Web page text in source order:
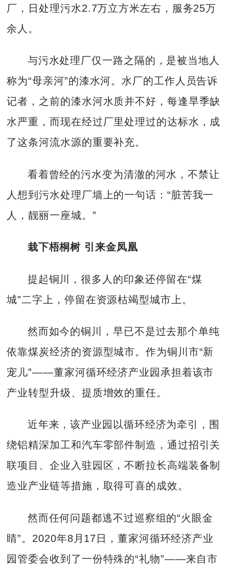
厂，日处理污水2.7万立方米左右，服务25万
余人。
与污水处理厂仅一路之隔的，是被当地人
称为“母亲河”的漆水河。水厂的工作人员告诉
记者，之前的漆水河水质并不好，每逢旱季缺
水严重，而现在经过厂里处理过的达标水，成
了这条河流水源的重要补充。
看着曾经的污水变为清澈的河水，不禁让
人想到污水处理厂墙上的一句话：“脏苦我一
人，靓丽一座城。”
栽下梧桐树 引来金凤凰
提起铜川，很多人的印象还停留在“煤
城”二字上，停留在资源枯竭型城市上。
然而如今的铜川，早已不是过去那个单纯
依靠煤炭经济的资源型城市。作为铜川市“新
宠儿”——董家河循环经济产业园承担着该市
产业转型升级、提质增效的重任。
近年来，该产业园以循环经济为牵引，围
绕铝精深加工和汽车零部件制造，通过招引关
联项目、企业入驻园区，不断拉长高端装备制
造业产业链等措施，取得可喜的成效。
然而任何问题都逃不过巡察组的“火眼金
睛”。2020年8月17日，董家河循环经济产业
园管委会收到了一份特殊的“礼物”——来自市